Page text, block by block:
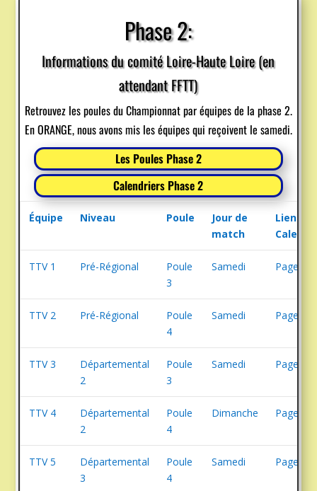
Phase 2:
Informations du comité Loire-Haute Loire (en
attendant FFTT)
Retrouvez les poules du Championnat par équipes de la phase 2.
En ORANGE, nous avons mis les équipes qui reçoivent le samedi.
Les Poules Phase 2
Calendriers Phase 2
Équipe Niveau Poule
Jour de
match
Lien
TTV 1 Pré-Régional
Poule
3
Samedi Page 3
TTV 2 Pré-Régional
Poule
4
Samedi Page 4
TTV 3
Départemental
2
Poule
3
Samedi Page 13
TTV 4
Départemental
2
Poule
4
Dimanche Page 14
TTV 5
Départemental
3
Poule
4
Samedi Page 20